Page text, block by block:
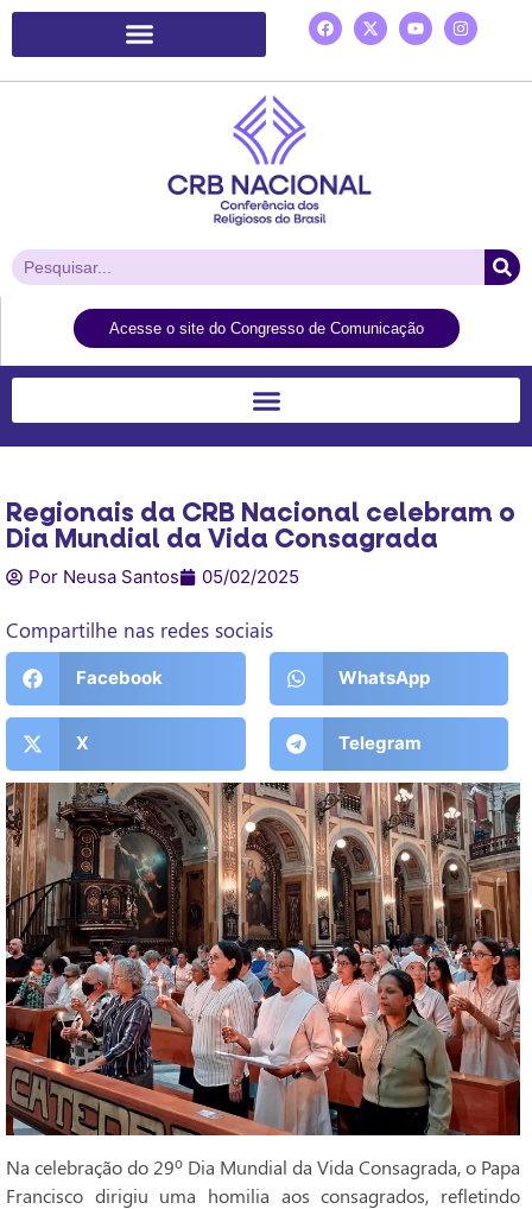
Acesse o site do Congresso de Comunicação
Regionais da CRB Nacional celebram o
Dia Mundial da Vida Consagrada
Por Neusa Santos 05/02/2025
Compartilhe nas redes sociais
Facebook WhatsApp
X Telegram
Na celebração do 29º Dia Mundial da Vida Consagrada, o Papa
Francisco dirigiu uma homilia aos consagrados, refletindo